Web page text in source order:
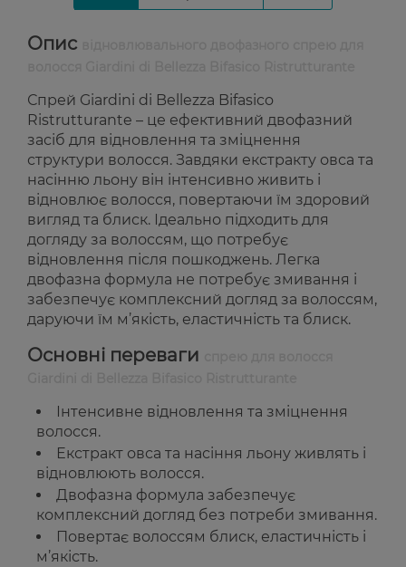
Опис
Спрей Giardini di Bellezza Bifasico
Ristrutturante – це ефективний двофазний
засіб для відновлення та зміцнення
структури волосся. Завдяки екстракту овса та
насінню льону він інтенсивно живить і
відновлює волосся, повертаючи їм здоровий
вигляд та блиск. Ідеально підходить для
догляду за волоссям, що потребує
відновлення після пошкоджень. Легка
двофазна формула не потребує змивання і
забезпечує комплексний догляд за волоссям,
даруючи їм м’якість, еластичність та блиск.
Основні переваги
Інтенсивне відновлення та зміцнення
волосся.
Екстракт овса та насіння льону живлять і
відновлюють волосся.
Двофазна формула забезпечує
комплексний догляд без потреби змивання.
Повертає волоссям блиск, еластичність і
м’якість.